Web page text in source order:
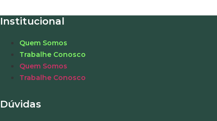
Institucional
Quem Somos
Trabalhe Conosco
Quem Somos
Trabalhe Conosco
Dúvidas